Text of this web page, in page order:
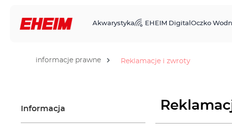
Akwarystyka EHEIM Digital Oczko
informacje prawne Reklamacje i zwroty
Informacja